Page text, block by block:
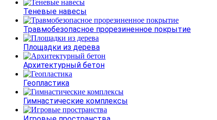
Теневые навесы
Травмобезопасное прорезиненное покрытие
Площадки из дерева
Архитектурный бетон
Геопластика
Гимнастические комплексы